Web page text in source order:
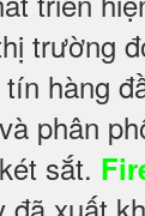
trường
hàng
phân
sắt.